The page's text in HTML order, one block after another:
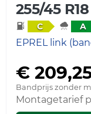
255/45 R18
C A
EPREL link
€
Bandprijs zonder
Montagetarief